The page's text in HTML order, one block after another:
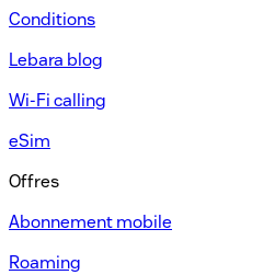
Conditions
Lebara blog
Wi-Fi calling
eSim
Offres
Abonnement mobile​
Roaming